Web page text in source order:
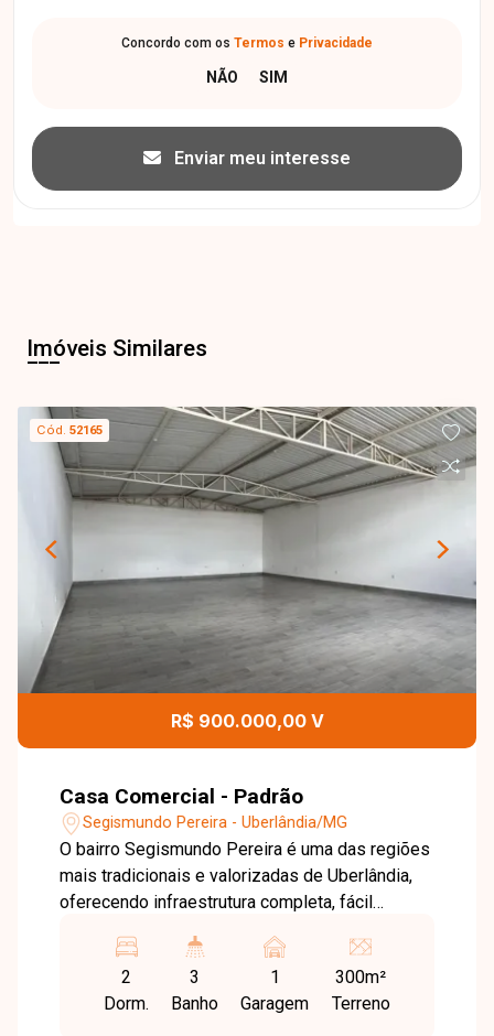
Concordo com os Termos e Privacidade
Enviar meu interesse
Imóveis Similares
Cód.52165
R$ 900.000,00 V
Casa Comercial - Padrão
Segismundo Pereira - Uberlândia/MG
O bairro Segismundo Pereira é uma das regiões
mais tradicionais e valorizadas de Uberlândia,
oferecendo infraestrutura completa, fácil
proximidade com comércios, escolas,
supermercados e diversos serviços. A
localização proporciona praticidade e excelente
2
Dorm.
3
Banho
1
Garagem
300m²
Terreno